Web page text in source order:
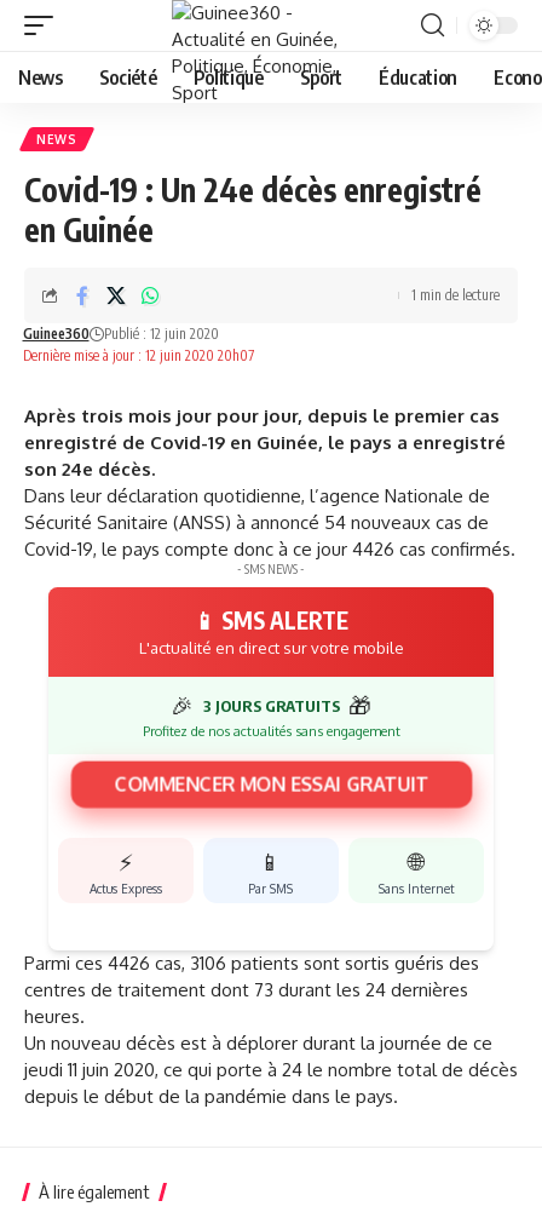
News Société Politique Sport Éducation
NEWS
Covid-19 : Un 24e décès enregistré
en Guinée
Dernière mise à jour : 12 juin 2020 20h07
Guinee360 Publié : 12 juin 2020
1 min de lecture
Après trois mois jour pour jour, depuis le premier cas
enregistré de Covid-19 en Guinée, le pays a enregistré
son 24e décès.
Dans leur déclaration quotidienne, l’agence Nationale de
Sécurité Sanitaire (ANSS) à annoncé 54 nouveaux cas de
Covid-19, le pays compte donc à ce jour 4426 cas confirmés.
- SMS NEWS -
📱 SMS ALERTE
L'actualité en direct sur votre mobile
🎉 3 JOURS GRATUITS 🎁
Profitez de nos actualités sans engagement
COMMENCER MON ESSAI GRATUIT
⚡
Actus Express
📱
Par SMS
🌐
Sans Internet
Parmi ces 4426 cas, 3106 patients sont sortis guéris des
centres de traitement dont 73 durant les 24 dernières
heures.
Un nouveau décès est à déplorer durant la journée de ce
jeudi 11 juin 2020, ce qui porte à 24 le nombre total de décès
depuis le début de la pandémie dans le pays.
À lire également